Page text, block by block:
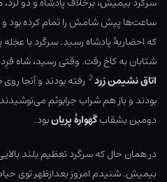
ساعت‌ها پیش شامش را تمام کرده بود
که احضاریۀ پادشاه رسید. سرگرد با عجله
شتابان به کاخ رفت. وقتی رسید، شاه
اتاق نشیمن زرد2 رفته بودند و آنجا
بودند و باز هم شراب جرابوئم
دومین بشقابگهوارۀ پریانبود.
در همان حال که سرگرد تعظیم بلند
بیمیش. شنیدم امروز بعدازظهر توی